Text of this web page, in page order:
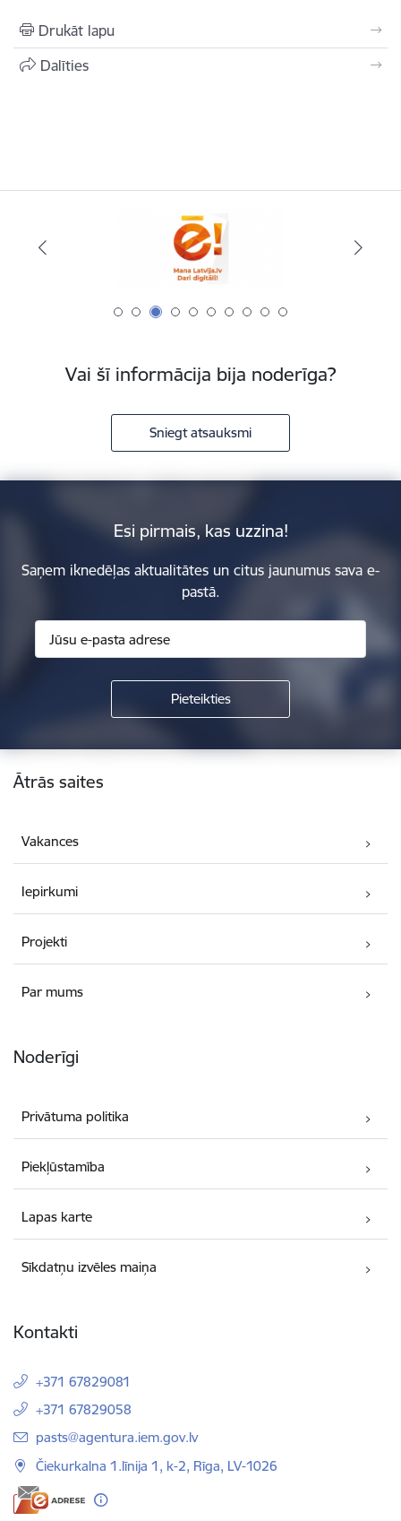
Drukāt lapu
Dalīties
Vai šī informācija bija noderīga?
Sniegt atsauksmi
Esi pirmais, kas uzzina!
Saņem iknedēļas aktualitātes un citus jaunumus sava e-
pastā.
Kājene
Ātrās saites
Vakances
Iepirkumi
Projekti
Par mums
Noderīgi
Privātuma politika
Piekļūstamība
Lapas karte
Sīkdatņu izvēles maiņa
Kontakti
+371 67829081
+371 67829058
E-pasts:
pasts@agentura.iem.gov.lv
Čiekurkalna 1.līnija 1, k-2, Rīga, LV-1026